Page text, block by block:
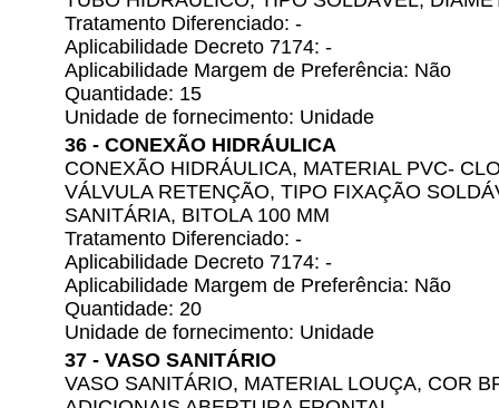
Tratamento Diferenciado: -
Aplicabilidade Decreto 7174: -
Aplicabilidade Margem de Preferência: Não
Quantidade: 15
Unidade de fornecimento: Unidade
36 - CONEXÃO HIDRÁULICA
CONEXÃO HIDRÁULICA, MATERIAL PVC-
VÁLVULA RETENÇÃO, TIPO FIXAÇÃO
SANITÁRIA, BITOLA 100 MM
Tratamento Diferenciado: -
Aplicabilidade Decreto 7174: -
Aplicabilidade Margem de Preferência: Não
Quantidade: 20
Unidade de fornecimento: Unidade
37 - VASO SANITÁRIO
VASO SANITÁRIO, MATERIAL LOUÇA, COR